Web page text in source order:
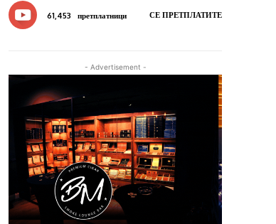
61,453 претплатници СЕ ПРЕТПЛАТИТЕ
- Advertisement -